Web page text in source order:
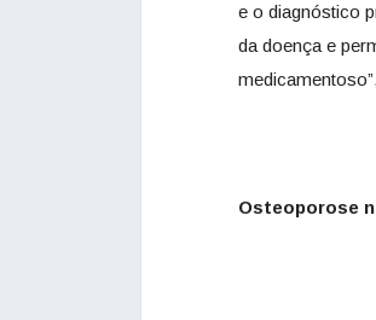
e o diagnóstico
da doença e
Osteoporose